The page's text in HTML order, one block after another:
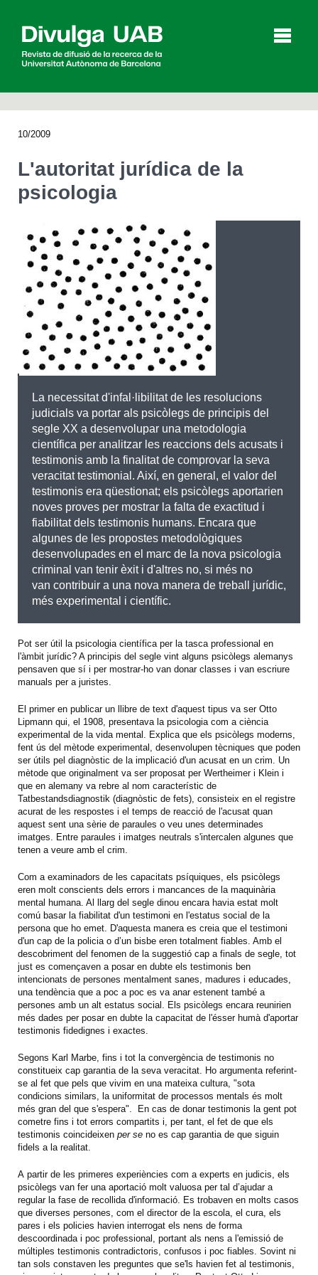
English Español
CERCAR
10/2009
L'autoritat jurídica de la
psicologia
La necessitat d'infal·libilitat de les resolucions
judicials va portar als psicòlegs de principis del
segle XX a desenvolupar una metodologia
científica per analitzar les reaccions dels acusats i
testimonis amb la finalitat de comprovar la seva
veracitat testimonial. Així, en general, el valor del
testimonis era qüestionat; els psicòlegs aportarien
noves proves per mostrar la falta de exactitud i
fiabilitat dels testimonis humans. Encara que
algunes de les propostes metodològiques
desenvolupades en el marc de la nova psicologia
criminal van tenir èxit i d'altres no, si més no
van contribuir a una nova manera de treball jurídic,
més experimental i científic.
Pot ser útil la psicologia científica per la tasca professional en
l'àmbit jurídic? A principis del segle vint alguns psicòlegs alemanys
pensaven que sí i per mostrar-ho van donar classes i van escriure
manuals per a juristes.
El primer en publicar un llibre de text d'aquest tipus va ser Otto
Lipmann qui, el 1908, presentava la psicologia com a ciència
experimental de la vida mental. Explica que els psicòlegs moderns,
fent ús del mètode experimental, desenvolupen tècniques que poden
ser útils pel diagnòstic de la implicació d'un acusat en un crim. Un
mètode que originalment va ser proposat per Wertheimer i Klein i
que en alemany va rebre al nom característic de
Tatbestandsdiagnostik (diagnòstic de fets), consisteix en el registre
acurat de les respostes i el temps de reacció de l'acusat quan
aquest sent una sèrie de paraules o veu unes determinades
imatges. Entre paraules i imatges neutrals s'intercalen algunes que
tenen a veure amb el crim.
Com a examinadors de les capacitats psíquiques, els psicòlegs
eren molt conscients dels errors i mancances de la maquinària
mental humana. Al llarg del segle dinou encara havia estat molt
comú basar la fiabilitat d'un testimoni en l'estatus social de la
persona que ho emet. D'aquesta manera es creia que el testimoni
d'un cap de la policia o d’un bisbe eren totalment fiables. Amb el
descobriment del fenomen de la suggestió cap a finals de segle, tot
just es començaven a posar en dubte els testimonis ben
intencionats de persones mentalment sanes, madures i educades,
una tendència que a poc a poc es va anar estenent també a
persones amb un alt estatus social. Els psicòlegs encara reunirien
més dades per posar en dubte la capacitat de l'ésser humà d'aportar
testimonis fidedignes i exactes.
Segons Karl Marbe, fins i tot la convergència de testimonis no
constitueix cap garantia de la seva veracitat. Ho argumenta referint-
se al fet que pels que vivim en una mateixa cultura, "sota
condicions similars, la uniformitat de processos mentals és molt
més gran del que s'espera". En cas de donar testimonis la gent pot
cometre fins i tot errors compartits i, per tant, el fet de que els
testimonis coincideixen per se no es cap garantia de que siguin
fidels a la realitat.
A partir de les primeres experiències com a experts en judicis, els
psicòlegs van fer una aportació molt valuosa per tal d’ajudar a
regular la fase de recollida d'informació. Es trobaven en molts casos
que diverses persones, com el director de la escola, el cura, els
pares i els policies havien interrogat els nens de forma
descoordinada i poc professional, portant als nens a l'emissió de
múltiples testimonis contradictoris, confusos i poc fiables. Sovint ni
tan sols constaven les preguntes que se'ls havien fet al testimonis,